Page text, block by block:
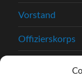
Vorstand
Offizierskorps